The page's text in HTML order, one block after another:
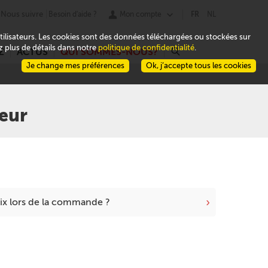
ACTUS QUI SOMMES-NOUS? r
lors de la commande ? ›
Les cookies sont des données téléchargées ou stockées sur
plus de détails dans notre politique de confidentialité.
Ok, j’accepte tous les cookies
Je change mes préférences